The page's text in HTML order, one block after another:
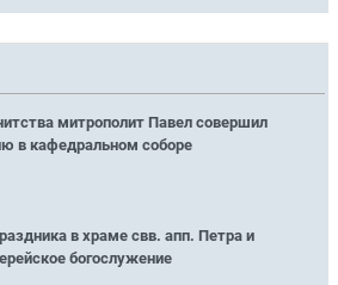
митрополит Павел совершил
в кафедральном соборе
в храме свв. апп. Петра и
богослужение